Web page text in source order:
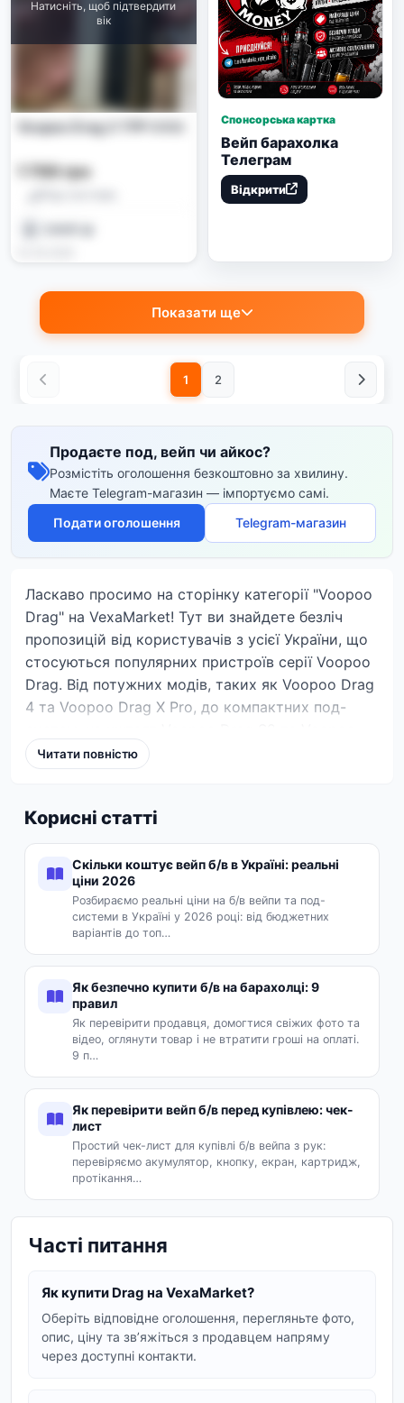
Натисніть, щоб підтвердити
вік
Voopoo Drag 3 TPP X Kit
1 700 грн
Спонсорська картка
Вейп барахолка
Телеграм
Відкрити
Показати ще
1 2
Продаєте под, вейп чи айкос?
Розмістіть оголошення безкоштовно за хвилину.
Маєте Telegram-магазин — імпортуємо самі.
Подати оголошення
Telegram-магазин
Ласкаво просимо на сторінку категорії "Voopoo
Drag" на VexaMarket! Тут ви знайдете безліч
пропозицій від користувачів з усієї України, що
стосуються популярних пристроїв серії Voopoo
Drag. Від потужних модів, таких як Voopoo Drag
4 та Voopoo Drag X Pro, до компактних под-
Drag X3. Незалежно від того, чи шукаєте ви
пристрій для хмар пари, чи для зручного
Ознайомтеся з оголошеннями, де користувачі
пропонують як нові, так і б/в пристрої Voopoo
Drag, часто в комплекті з додатковими
випарниками, акумуляторами чи іншими
аксесуарами. Порівнюйте ціни, читайте описи
та обирайте найкращу пропозицію. VexaMarket –
ваш майданчик для вигідних покупок та
Читати повністю
Корисні статті
Скільки коштує вейп б/в в Україні: реальні
ціни 2026
Розбираємо реальні ціни на б/в вейпи та под-
системи в Україні у 2026 році: від бюджетних
варіантів до топ…
Як безпечно купити б/в на барахолці: 9
правил
Як перевірити продавця, домогтися свіжих фото та
відео, оглянути товар і не втратити гроші на оплаті.
9 п…
Як перевірити вейп б/в перед купівлею: чек-
лист
Простий чек-лист для купівлі б/в вейпа з рук:
перевіряємо акумулятор, кнопку, екран, картридж,
протікання…
Часті питання
Як купити Drag на VexaMarket?
Оберіть відповідне оголошення, перегляньте фото,
опис, ціну та звʼяжіться з продавцем напряму
через доступні контакти.